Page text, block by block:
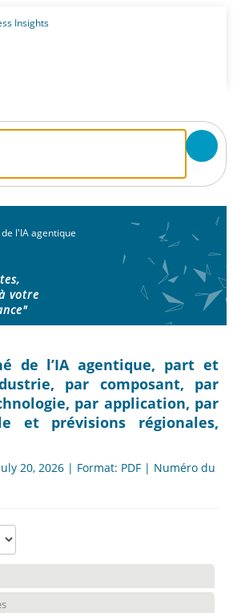
l'IA agentique
votre
de l’IA agentique, part et
par composant, par
par application, par
et prévisions régionales,
20, 2026 | Format: PDF | Numéro du